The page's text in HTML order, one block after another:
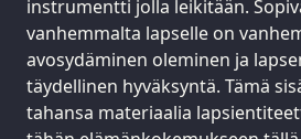
instrumentti jolla leikitään.
vanhemmalta lapselle on
avosydäminen oleminen ja
täydellinen hyväksyntä. Tämä
tahansa materiaalia